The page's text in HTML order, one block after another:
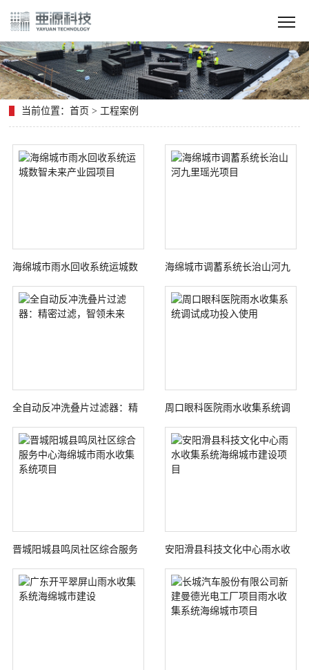
当前位置：首页 > 工程案例
海绵城市雨水回收系统运城数
智未来产业园项目
海绵城市调蓄系统长治山河九
里瑶光项目
全自动反冲洗叠片过滤器：精
密过滤，智领未来
周口眼科医院雨水收集系统调
试成功投入使用
晋城阳城县鸣凤社区综合服务
中心海绵城市雨水收集系统项
目
安阳滑县科技文化中心雨水收
集系统海绵城市建设项目